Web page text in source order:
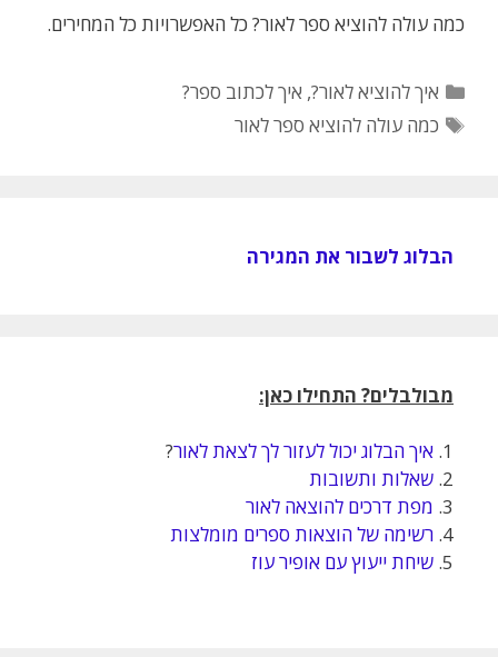
כמה עולה להוציא ספר לאור? כל האפשרויות כל המחירים.
קטגוריות
איך להוציא לאור?, איך לכתוב ספר?
תגיות
כמה עולה להוציא ספר לאור
הבלוג לשבור את המגירה
מבולבלים? התחילו כאן:
1. איך הבלוג יכול לעזור לך לצאת לאור?
2. שאלות ותשובות
3. מפת דרכים להוצאה לאור
4. רשימה של הוצאות ספרים מומלצות
5. שיחת ייעוץ עם אופיר עוז